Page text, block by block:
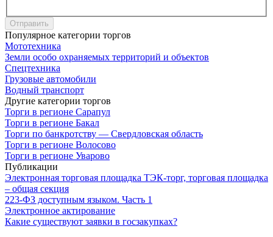
Отправить
Популярное категории торгов
Мототехника
Земли особо охраняемых территорий и объектов
Спецтехника
Грузовые автомобили
Водный транспорт
Другие категории торгов
Торги в регионе Сарапул
Торги в регионе Бакал
Торги по банкротству — Свердловская область
Торги в регионе Волосово
Торги в регионе Уварово
Публикации
Электронная торговая площадка ТЭК-торг, торговая площадка
– общая секция
223-ФЗ доступным языком. Часть 1
Электронное актирование
Какие существуют заявки в госзакупках?